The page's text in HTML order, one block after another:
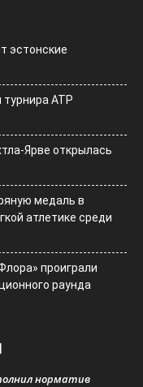
эстонские
ATP
Ярве открылась
медаль в
атлетике среди
проиграли
раунда
норматив